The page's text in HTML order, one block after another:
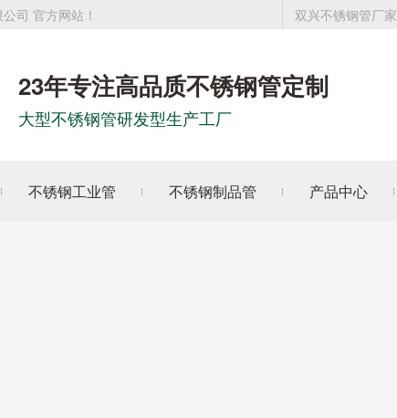
双兴不锈钢管厂家
司 官方网站！
23年专注高品质不锈钢管定制
大型不锈钢管研发型生产工厂
不锈钢工业管 不锈钢制品管 产品中心